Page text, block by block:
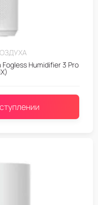
Humidifier 3 Pro